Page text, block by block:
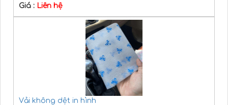
Giá : Liên hệ
Vải không dệt in hình